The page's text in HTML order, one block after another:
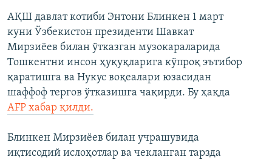
АҚШ давлат котиби Энтони Блинкен 1 март
куни Ўзбекистон президенти Шавкат
Мирзиёев билан ўтказган музокараларида
Тошкентни инсон ҳуқуқларига кўпроқ эътибор
қаратишга ва Нукус воқеалари юзасидан
шаффоф тергов ўтказишга чақирди. Бу ҳақда
AFP хабар қилди.
Блинкен Мирзиёев билан учрашувида
иқтисодий ислоҳотлар ва чекланган тарзда